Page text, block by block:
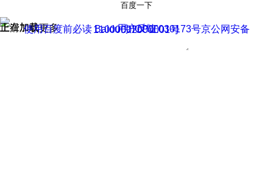
百度一下
正在加载
上滑加载更多 用户反馈
使用百度前必读 Baidu 京ICP证030173号
京公网安备11000002000001号